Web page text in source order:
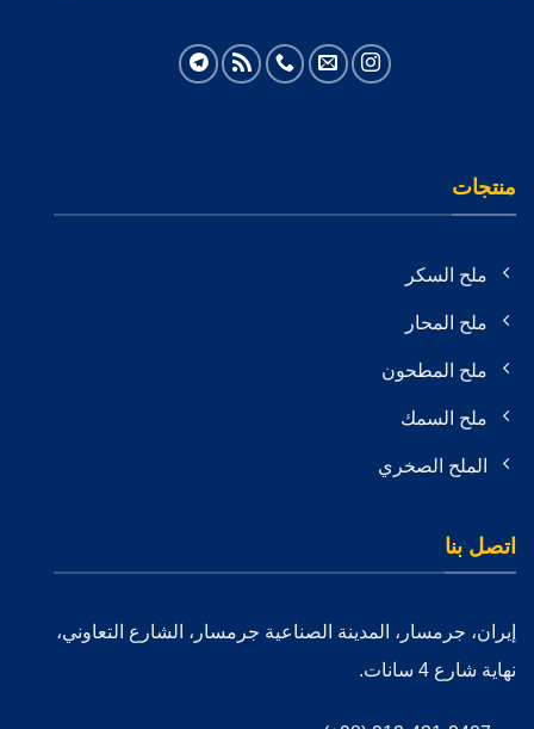
منتجات
ملح السکر
ملح المحار
ملح المطحون
ملح السمك
الملح الصخري
اتصل بنا
إيران، جرمسار، المدينة الصناعية جرمسار، الشارع التعاوني،
نهاية شارع 4 سانات.